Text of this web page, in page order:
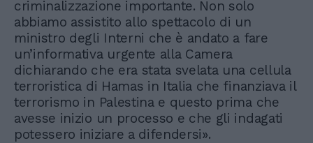
criminalizzazione importante. Non solo
abbiamo assistito allo spettacolo di un
ministro degli Interni che è andato a fare
un’informativa urgente alla Camera
dichiarando che era stata svelata una cellula
terroristica di Hamas in Italia che finanziava il
terrorismo in Palestina e questo prima che
avesse inizio un processo e che gli indagati
potessero iniziare a difendersi».